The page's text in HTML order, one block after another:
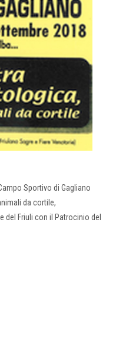
Sportivo di Gagliano
da cortile,
del Friuli con il Patrocinio del